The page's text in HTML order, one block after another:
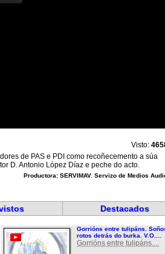
Visto:
de PAS e PDI como recoñecemento a súa
D. Antonio López Díaz e peche do acto.
Productora: SERVIMAV. Servizo de Medios
Destacados
Gorrións entre tulipáns.
rotos detrás do burka. V.O....
Gorrións entre tulipáns....